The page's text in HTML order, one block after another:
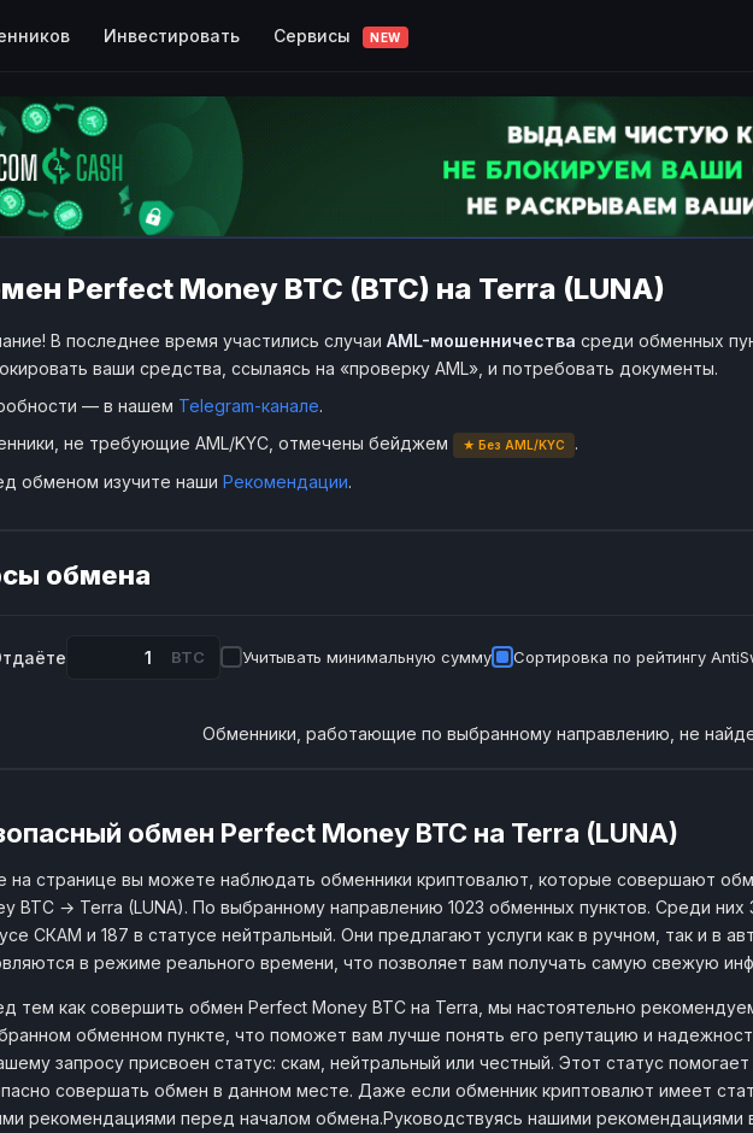
Инвестировать Сервисы NEW
Perfect Money BTC (BTC) на Terra (LUNA)
В последнее время участились случаи AML-мошенничества среди обменных
ваши средства, ссылаясь на «проверку AML», и потребовать документы.
— в нашем Telegram-канале.
не требующие AML/KYC, отмечены бейджем
★ Без AML/KYC
.
обменом изучите наши Рекомендации.
обмена
BTC Учитывать минимальную сумму Сортировка по рейтингу
Обменники, работающие по выбранному направлению, не
обмен Perfect Money BTC на Terra (LUNA)
на странице вы можете наблюдать обменники криптовалют, которые совершают
BTC → Terra (LUNA). По выбранному направлению 1023 обменных пунктов. Среди
СКАМ и 187 в статусе нейтральный. Они предлагают услуги как в ручном, так и в
в режиме реального времени, что позволяет вам получать самую свежую
тем как совершить обмен Perfect Money BTC на Terra, мы настоятельно
обменном пункте, что поможет вам лучше понять его репутацию и
запросу присвоен статус: скам, нейтральный или честный. Этот статус
совершать обмен в данном месте. Даже если обменник криптовалют имеет
рекомендациями перед началом обмена.Руководствуясь нашими рекомендациями